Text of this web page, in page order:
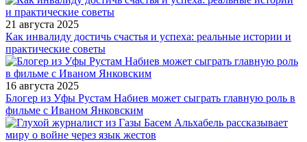
21 августа 2025
Как инвалиду достичь счастья и успеха: реальные истории и
практические советы
16 августа 2025
Блогер из Уфы Рустам Набиев может сыграть главную роль в
фильме с Иваном Янковским